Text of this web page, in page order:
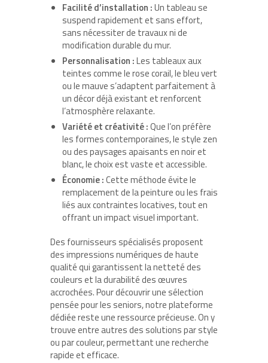
Facilité d’installation :Un tableau se
suspend rapidement et sans effort,
sans nécessiter de travaux ni de
modification durable du mur.
Personnalisation :Les tableaux aux
teintes comme le rose corail, le bleu vert
ou le mauve s’adaptent parfaitement à
un décor déjà existant et renforcent
l’atmosphère relaxante.
Variété et créativité :Que l’on préfère
les formes contemporaines, le style zen
ou des paysages apaisants en noir et
blanc, le choix est vaste et accessible.
Économie :Cette méthode évite le
remplacement de la peinture ou les frais
liés aux contraintes locatives, tout en
offrant un impact visuel important.
Des fournisseurs spécialisés proposent
des impressions numériques de haute
qualité qui garantissent la netteté des
couleurs et la durabilité des œuvres
accrochées. Pour découvrir une sélection
pensée pour les seniors, notre plateforme
dédiée reste une ressource précieuse. On y
trouve entre autres des solutions par style
ou par couleur, permettant une recherche
rapide et efficace.